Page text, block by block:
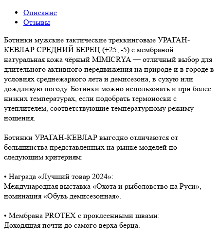
Описание
Отзывы
Ботинки мужские тактические треккинговые УРАГАН-
КЕВЛАР СРЕДНИЙ БЕРЕЦ (+25; -5) с мембраной
натуральная кожа чёрный MIMICRYA — отличный выбор для
длительного активного передвижения на природе и в городе в
условиях среднежаркого лета и демисезона, в сухую или
дождливую погоду. Ботинки можно использовать и при более
низких температурах, если подобрать термоноски с
утеплителем, соответствующие температурному режиму
ношения.
Ботинки УРАГАН-КЕВЛАР выгодно отличаются от
большинства представленных на рынке моделей по
следующим критериям:
• Награда «Лучший товар 2024»:
Международная выставка «Охота и рыболовство на Руси»,
номинация «Обувь демисезонная».
• Мембрана PROTEX с проклеенными швами:
Доходящая почти до самого верха берца.